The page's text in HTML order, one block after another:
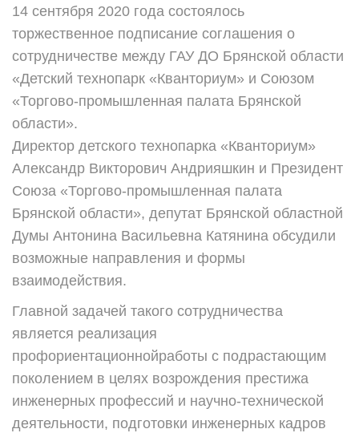
14 сентября 2020 года состоялось
торжественное подписание соглашения о
сотрудничестве между ГАУ ДО Брянской области
«Детский технопарк «Кванториум» и Союзом
«Торгово-промышленная палата Брянской
области».
Директор детского технопарка «Кванториум»
Александр Викторович Андрияшкин и Президент
Союза «Торгово-промышленная палата
Брянской области», депутат Брянской областной
Думы Антонина Васильевна Катянина обсудили
возможные направления и формы
взаимодействия.
Главной задачей такого сотрудничества
является реализация
профориентационнойработы с подрастающим
поколением в целях возрождения престижа
инженерных профессий и научно-технической
деятельности, подготовки инженерных кадров